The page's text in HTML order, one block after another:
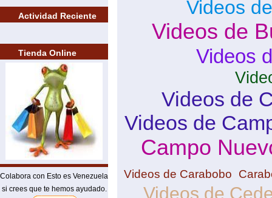
Actividad Reciente
Tienda Online
Colabora con Esto es Venezuela
si crees que te hemos ayudado.
Videos
Videos de
Videos
Videos de
Videos de
Campo
Videos de Carabobo
Videos de